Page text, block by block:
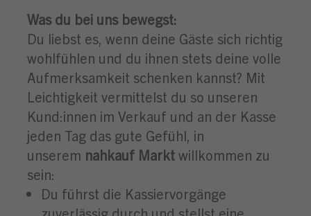
Was du bei uns bewegst:
Du liebst es, wenn deine Gäste sich richtig
wohlfühlen und du ihnen stets deine volle
Aufmerksamkeit schenken kannst? Mit
Leichtigkeit vermittelst du so unseren
Kund:innen im Verkauf und an der Kasse
jeden Tag das gute Gefühl, in
unserem nahkauf Markt willkommen zu
sein:
Du führst die Kassiervorgänge